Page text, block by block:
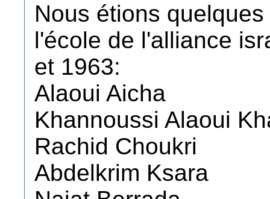
Nous étions
l'école de l'alliance
et 1963:
Alaoui Aicha
Khannoussi Alaoui
Rachid Choukri
Abdelkrim Ksara